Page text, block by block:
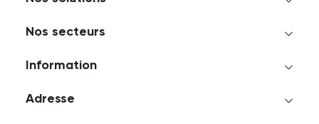
Nos secteurs
Information
Adresse